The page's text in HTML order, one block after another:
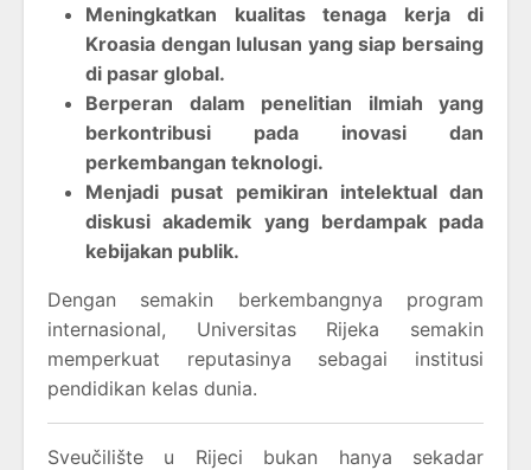
Meningkatkan kualitas tenaga kerja di
Kroasia dengan lulusan yang siap bersaing
di pasar global.
Berperan dalam penelitian ilmiah yang
berkontribusi pada inovasi dan
perkembangan teknologi.
Menjadi pusat pemikiran intelektual dan
diskusi akademik yang berdampak pada
kebijakan publik.
Dengan semakin berkembangnya program
internasional, Universitas Rijeka semakin
memperkuat reputasinya sebagai institusi
pendidikan kelas dunia.
Sveučilište u Rijeci bukan hanya sekadar